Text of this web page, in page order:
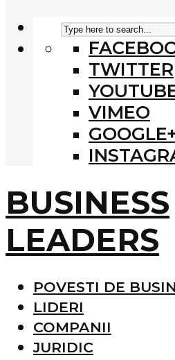
TWITTER
VIMEO
BUSINESS
LEADERS
POVESTI DE
LIDERI
COMPANII
JURIDIC